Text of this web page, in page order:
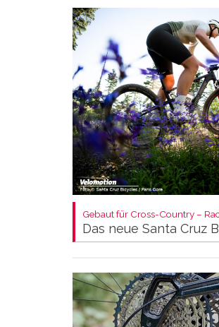
Gebaut für Cross-Country –
Das neue Santa Cruz